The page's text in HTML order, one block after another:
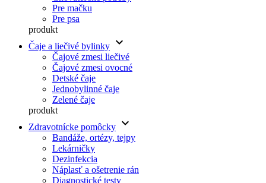
Pre mačku
Pre psa
produkt
Čaje a liečivé bylinky keyboard_arrow_down
Čajové zmesi liečivé
Čajové zmesi ovocné
Detské čaje
Jednobylinné čaje
Zelené čaje
produkt
Zdravotnícke pomôcky keyboard_arrow_down
Bandáže, ortézy, tejpy
Lekárničky
Dezinfekcia
Náplasť a ošetrenie rán
Diagnostické testy